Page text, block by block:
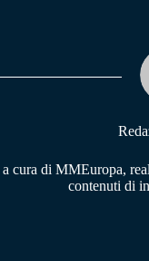
cura di MMEuropa,
contenuti di